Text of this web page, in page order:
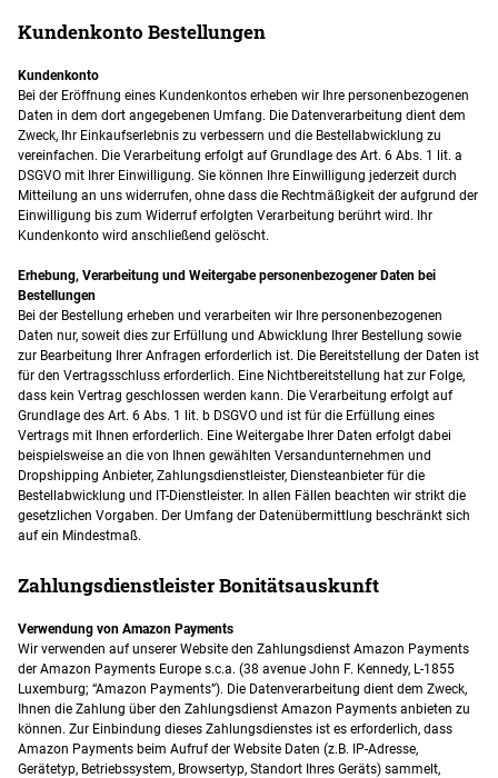
Kundenkonto Bestellungen
Kundenkonto
Bei der Eröffnung eines Kundenkontos erheben wir Ihre personenbezogenen
Daten in dem dort angegebenen Umfang. Die Datenverarbeitung dient dem
Zweck, Ihr Einkaufserlebnis zu verbessern und die Bestellabwicklung zu
vereinfachen. Die Verarbeitung erfolgt auf Grundlage des Art. 6 Abs. 1 lit. a
DSGVO mit Ihrer Einwilligung. Sie können Ihre Einwilligung jederzeit durch
Mitteilung an uns widerrufen, ohne dass die Rechtmäßigkeit der aufgrund der
Einwilligung bis zum Widerruf erfolgten Verarbeitung berührt wird. Ihr
Kundenkonto wird anschließend gelöscht.
Erhebung, Verarbeitung und Weitergabe personenbezogener Daten bei
Bestellungen
Bei der Bestellung erheben und verarbeiten wir Ihre personenbezogenen
Daten nur, soweit dies zur Erfüllung und Abwicklung Ihrer Bestellung sowie
zur Bearbeitung Ihrer Anfragen erforderlich ist. Die Bereitstellung der Daten ist
für den Vertragsschluss erforderlich. Eine Nichtbereitstellung hat zur Folge,
dass kein Vertrag geschlossen werden kann. Die Verarbeitung erfolgt auf
Grundlage des Art. 6 Abs. 1 lit. b DSGVO und ist für die Erfüllung eines
Vertrags mit Ihnen erforderlich. Eine Weitergabe Ihrer Daten erfolgt dabei
beispielsweise an die von Ihnen gewählten Versandunternehmen und
Dropshipping Anbieter, Zahlungsdienstleister, Diensteanbieter für die
Bestellabwicklung und IT-Dienstleister. In allen Fällen beachten wir strikt die
gesetzlichen Vorgaben. Der Umfang der Datenübermittlung beschränkt sich
auf ein Mindestmaß.
Zahlungsdienstleister Bonitätsauskunft
Verwendung von Amazon Payments
Wir verwenden auf unserer Website den Zahlungsdienst Amazon Payments
der Amazon Payments Europe s.c.a. (38 avenue John F. Kennedy, L-1855
Luxemburg; “Amazon Payments”). Die Datenverarbeitung dient dem Zweck,
Ihnen die Zahlung über den Zahlungsdienst Amazon Payments anbieten zu
können. Zur Einbindung dieses Zahlungsdienstes ist es erforderlich, dass
Amazon Payments beim Aufruf der Website Daten (z.B. IP-Adresse,
Gerätetyp, Betriebssystem, Browsertyp, Standort Ihres Geräts) sammelt,